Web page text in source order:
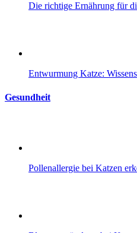
Die richtige Ernährung für
Entwurmung Katze:
Gesundheit
Pollenallergie bei Katzen